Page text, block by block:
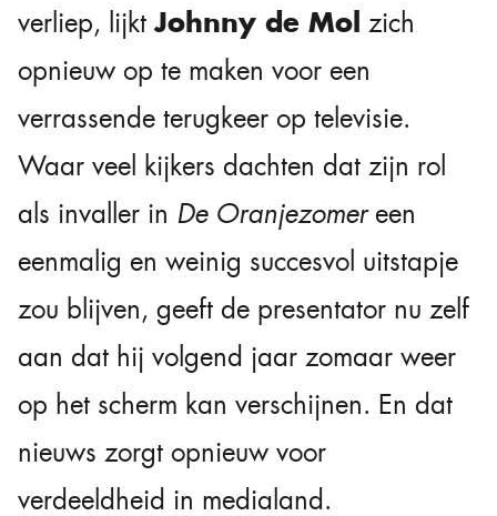
verliep, lijktJohnny de Mol zich
opnieuw op te maken voor een
verrassende terugkeer op televisie.
Waar veel kijkers dachten dat zijn rol
als invaller in De Oranjezomereen
eenmalig en weinig succesvol uitstapje
zou blijven, geeft de presentator nu zelf
aan dat hij volgend jaar zomaar weer
op het scherm kan verschijnen. En dat
nieuws zorgt opnieuw voor
verdeeldheid in medialand.